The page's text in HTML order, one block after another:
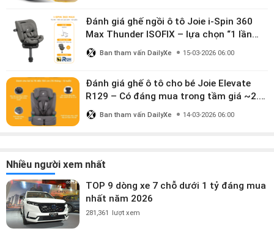
Đánh giá ghế ngồi ô tô Joie i-Spin 360
Max Thunder ISOFIX – lựa chọn “1 lần
dùng đến 12 năm” có đáng giá gần 9
triệu?
Ban tham vấn DailyXe 15-03-2026 06:00
Đánh giá ghế ô tô cho bé Joie Elevate
R129 – Có đáng mua trong tầm giá ~2.8
triệu?
Ban tham vấn DailyXe 14-03-2026 06:00
Nhiều người xem nhất
TOP 9 dòng xe 7 chỗ dưới 1 tỷ đáng mua
nhất năm 2026
281,361 lượt xem